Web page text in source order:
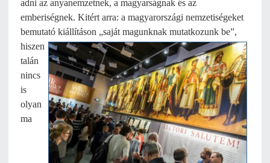
adni az anyanemzetnek, a magyarságnak és az
emberiségnek. Kitért arra: a magyarországi nemzetiségeket
bemutató kiállításon „saját magunknak mutatkozunk be”,
hiszen
talán
nincs
is
olyan
ma